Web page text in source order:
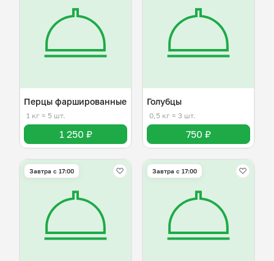
Перцы фаршированные
1 кг ≈ 5 шт.
1 250 ₽
Голубцы
0,5 кг ≈ 3 шт.
750 ₽
Завтра c 17:00 Завтра c 17:00